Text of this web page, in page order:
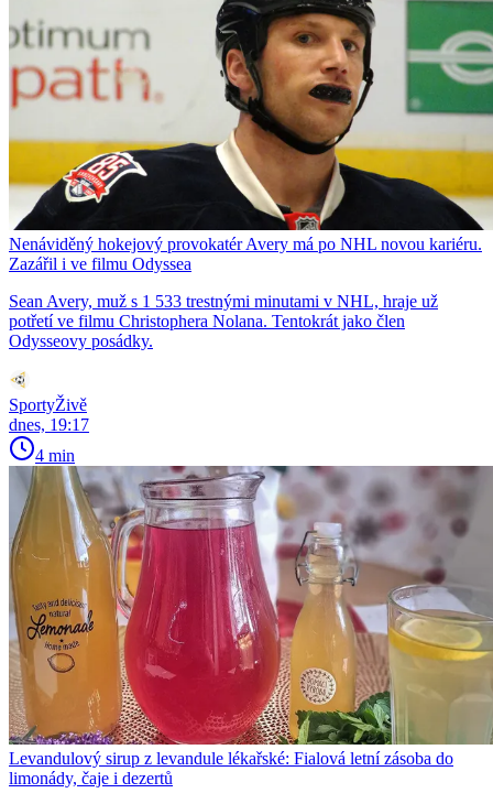
Nenáviděný hokejový provokatér Avery má po NHL novou kariéru.
Zazářil i ve filmu Odyssea
Sean Avery, muž s 1 533 trestnými minutami v NHL, hraje už
potřetí ve filmu Christophera Nolana. Tentokrát jako člen
Odysseovy posádky.
SportyŽivě
dnes, 19:17
4 min
Levandulový sirup z levandule lékařské: Fialová letní zásoba do
limonády, čaje i dezertů